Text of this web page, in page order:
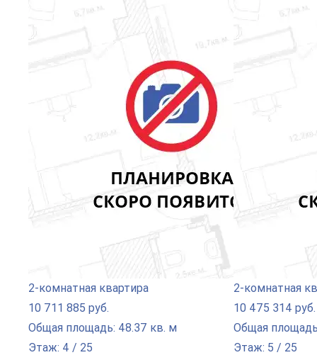
2-комнатная квартира
10 711 885 руб.
Общая площадь: 48.37 кв. м
Этаж: 4 / 25
2-комнатная
10 475 314 руб.
Общая
Этаж: 5 / 25